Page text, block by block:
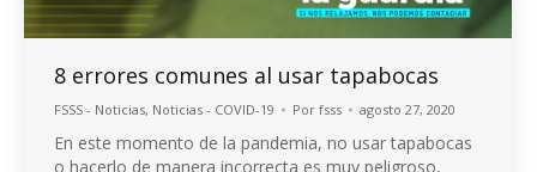
8 errores comunes al usar tapabocas
FSSS - Noticias, Noticias - COVID-19 Por fsss agosto 27, 2020
En este momento de la pandemia, no usar tapabocas
o hacerlo de manera incorrecta es muy peligroso,